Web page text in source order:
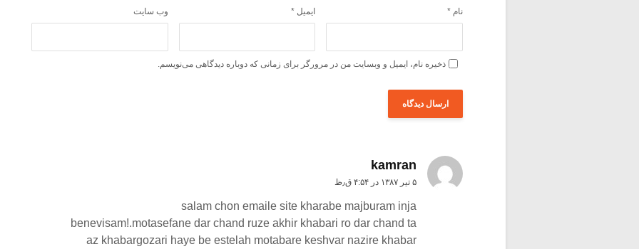
نام * ایمیل * وب‌ سایت
ذخیره نام، ایمیل و وبسایت من در مرورگر برای زمانی که دوباره دیدگاهی می‌نویسم.
kamran
۵ تیر ۱۳۸۷ در ۴:۵۴ ق٫ظ
salam chon emaile site kharabe majburam inja
benevisam!.motasefane dar chand ruze akhir khabari ro dar chand ta
az khabargozari haye be estelah motabare keshvar nazire khabar